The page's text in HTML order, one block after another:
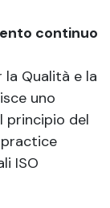
continuo
Qualità e la
uno
principio del
ISO